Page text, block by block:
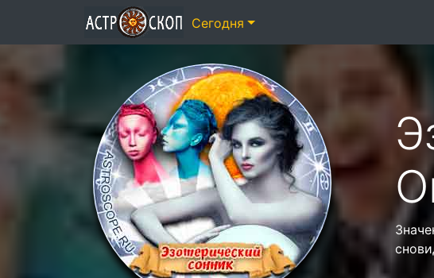
Сегодня